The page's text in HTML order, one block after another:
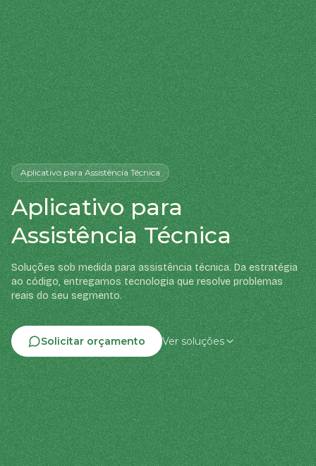
Aplicativopara Assistência Técnica
Aplicativo para
Assistência Técnica
Soluções sob medida para assistência técnica. Da estratégia
ao código, entregamos tecnologia que resolve problemas
reais do seu segmento.
Solicitar orçamento Ver soluções